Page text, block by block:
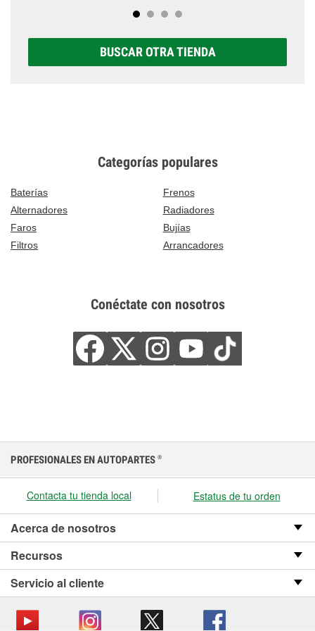
BUSCAR OTRA TIENDA
Categorías populares
Baterías
Frenos
Alternadores
Radiadores
Faros
Bujías
Filtros
Arrancadores
Conéctate con nosotros
PROFESIONALES EN AUTOPARTES ®
Contacta tu tienda local Estatus de tu orden
Acerca de nosotros
Recursos
Servicio al cliente